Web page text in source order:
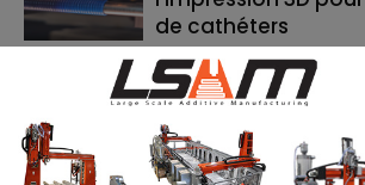
de cathéters
Le bon moment en
fabricants de
lancer, et quand
doivent investir